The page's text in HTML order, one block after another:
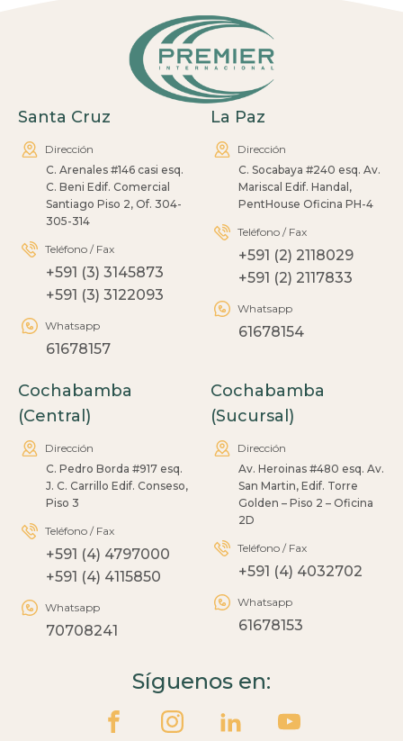
Santa Cruz
Dirección
C. Arenales #146 casi esq.
C. Beni Edif. Comercial
Santiago Piso 2, Of. 304-
305-314
Teléfono / Fax
+591 (3) 3145873
+591 (3) 3122093
Whatsapp
61678157
La Paz
Dirección
C. Socabaya #240 esq. Av.
Mariscal Edif. Handal,
PentHouse Oficina PH-4
Teléfono / Fax
+591 (2) 2118029
+591 (2) 2117833
Whatsapp
61678154
Cochabamba
(Central)
Dirección
C. Pedro Borda #917 esq.
J. C. Carrillo Edif. Conseso,
Piso 3
Teléfono / Fax
+591 (4) 4797000
+591 (4) 4115850
Whatsapp
70708241
Cochabamba
(Sucursal)
Dirección
Av. Heroinas #480 esq. Av.
San Martin, Edif. Torre
Golden – Piso 2 – Oficina
2D
Teléfono / Fax
+591 (4) 4032702
Whatsapp
61678153
Síguenos en: